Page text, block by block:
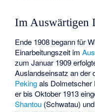
Im Auswärtigen
Ende 1908 begann für
Einarbeitungszeit im
zum Januar 1909
Auslandseinsatz an der
Pekingals Dolmetscher
er bis Oktober 1913
Shantou (Schwatau)